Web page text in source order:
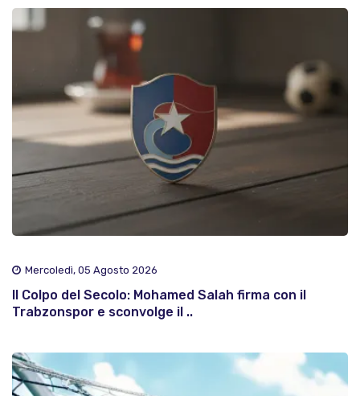
Mercoledì, 05 Agosto 2026
Il Colpo del Secolo: Mohamed Salah firma con il
Trabzonspor e sconvolge il ..